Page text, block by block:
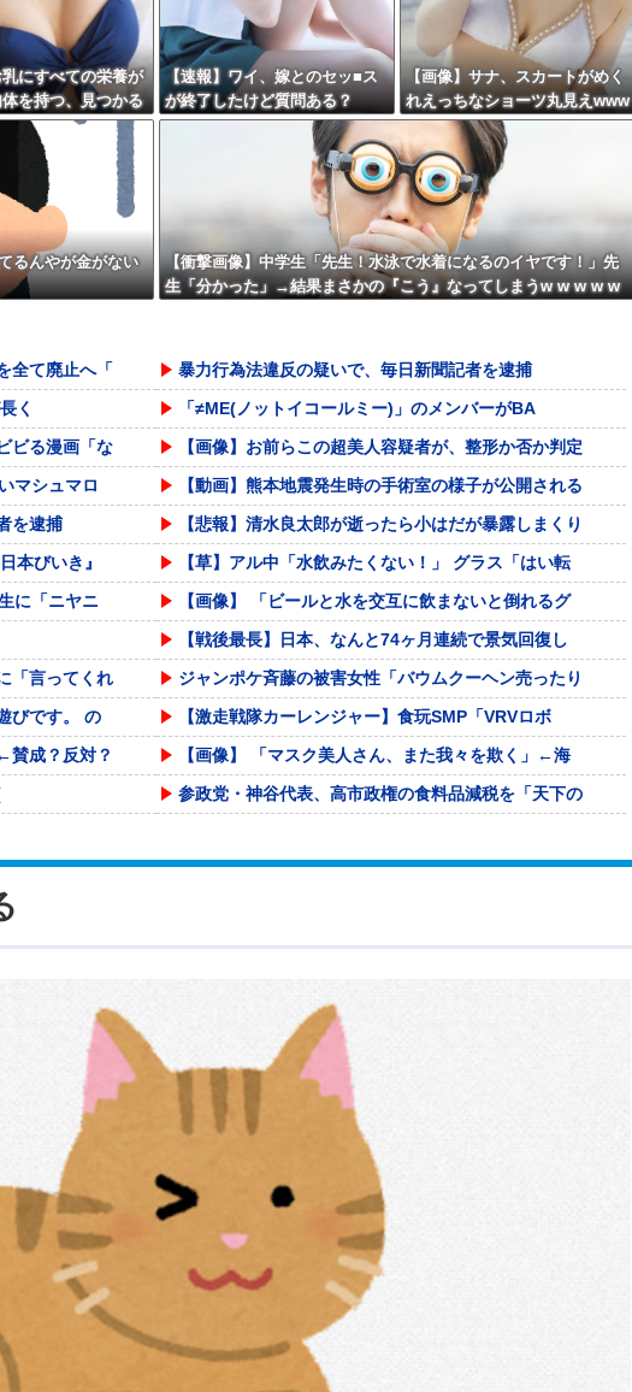
乳にすべての栄養が
を持つ、見つかる
【速報】ワイ、嫁とのセッ■ス
が終了したけど質問ある？
【画像】サナ、スカートがめく
れえっちなショーツ丸見えwww
wwwww
るんやが金がない
【衝撃画像】中学生「先生！水泳で水着になるのイヤです！」先
生「分かった」→結果まさかの『こう』なってしまうw w w w w
全て廃止へ「
暴力行為法違反の疑いで、毎日新聞記者を逮捕
く
「≠ME(ノットイコールミー)」のメンバーがBA
ビる漫画「な
【画像】お前らこの超美人容疑者が、整形か否か判定
マシュマロ
【動画】熊本地震発生時の手術室の様子が公開される
を逮捕
【悲報】清水良太郎が逝ったら小はだが暴露しまくり
本びいき』
【草】アル中「水飲みたくない！」 グラス「はい転
に「ニヤニ
【画像】 「ビールと水を交互に飲まないと倒れるグ
【戦後最長】日本、なんと74ヶ月連続で景気回復し
「言ってくれ
ジャンポケ斉藤の被害女性「バウムクーヘン売ったり
びです。 の
【激走戦隊カーレンジャー】食玩SMP「VRVロボ
賛成？反対？
【画像】 「マスク美人さん、また我々を欺く」←海
参政党・神谷代表、高市政権の食料品減税を「天下の
よなよなエー
海外「日本なんて行くんじゃなかった…」 日本を知
」に改名ｗｗ
1人が死亡、
テンプレ通りのDV・モラが原因で離婚。元義実家に
なるはず
…これよく轢
【VCR RUST】キレまくるジャックナイフ一ノ
「アメリカと日本では漂ってる空気が違う。アメリカ
マクラーレ
【急募】鶏むね肉の旨い調理法
ら売上を10
2028年ロス五輪米国代表は6連覇なるか 39歳
本の普通の